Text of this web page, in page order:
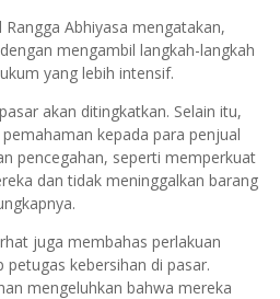
Abhiyasa mengatakan,
mengambil langkah-langkah
yang lebih intensif.
akan ditingkatkan. Selain itu,
kepada para penjual
pencegahan, seperti memperkuat
dan tidak meninggalkan barang
juga membahas perlakuan
kebersihan di pasar.
mengeluhkan bahwa mereka